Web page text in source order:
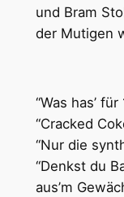
und Bram
der Mutigen
“Was has’ für
“Cracked
“Nur die
“Denkst du
aus’m